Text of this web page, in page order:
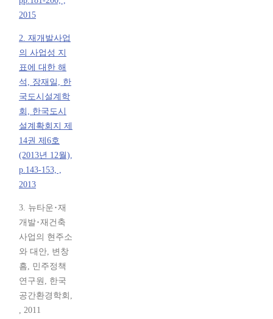
2015
2. 재개발사업
의 사업성 지
표에 대한 해
석, 장재일, 한
국도시설계학
회, 한국도시
설계확회지 제
14권 제6호
(2013년 12월),
p.143-153, ,
2013
3. 뉴타운･재
개발･재건축
사업의 현주소
와 대안, 변창
흠, 민주정책
연구원, 한국
공간환경학회,
, 2011